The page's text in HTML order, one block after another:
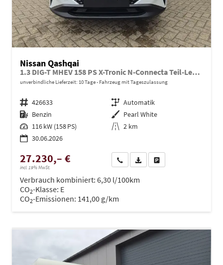
Nissan Qashqai
1.3 DIG-T MHEV 158 PS X-Tronic N-Connecta Teil-Leder PanoGlasdach Klimaautomatik Sitzheizung Lenkradheizung Navi ACC PDC v+h 360°Kamera DAB Bluetooth Touchscreen Apple CarPlay Android Auto 18"LM
unverbindliche Lieferzeit: 10 Tage Fahrzeug mit Tageszulassung
Fahrzeugnr. 426633 Getriebe Automatik
Kraftstoff Benzin Außenfarbe Pearl White
Leistung 116 kW (158 PS) Kilometerstand 2 km
30.06.2026
27.230,– €
incl. 19% MwSt.
Wir rufen Sie anPDF-Datei, Fahrzeugexposé
Verbrauch kombiniert: 6,30 l/100km
CO2-Klasse: E
CO2-Emissionen: 141,00 g/km